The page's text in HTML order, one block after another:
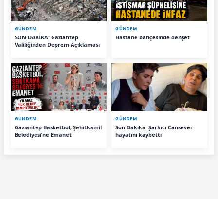
GÜNDEM
SON DAKİKA: Gaziantep
Valiliğinden Deprem Açıklaması
GÜNDEM
Hastane bahçesinde dehşet
GÜNDEM
Gaziantep Basketbol, Şehitkamil
Belediyesi’ne Emanet
GÜNDEM
Son Dakika: Şarkıcı Cansever
hayatını kaybetti